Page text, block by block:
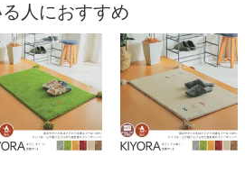
人におすすめ